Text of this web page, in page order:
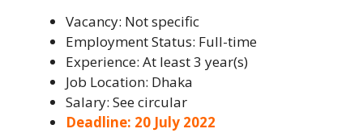
Vacancy: Not specific
Employment Status: Full-time
Experience: At least 3 year(s)
Job Location: Dhaka
Salary: See circular
Deadline: 20 July 2022